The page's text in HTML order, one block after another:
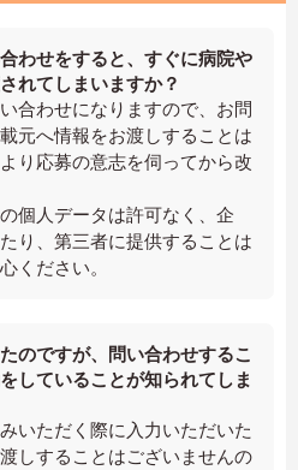
わせをすると、すぐに病院や
れてしまいますか？
合わせになりますので、お問
元へ情報をお渡しすることは
り応募の意志を伺ってから改
個人データは許可なく、企
り、第三者に提供することは
ください。
のですが、問い合わせするこ
していることが知られてしま
いただく際に入力いただいた
しすることはございませんの